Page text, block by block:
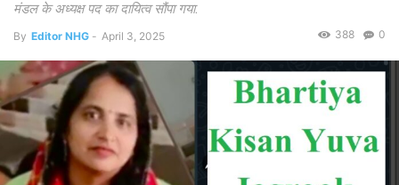
मंडल के अध्यक्ष पद का दायित्व सौंपा गया.
By Editor NHG - April 3, 2025 0
388